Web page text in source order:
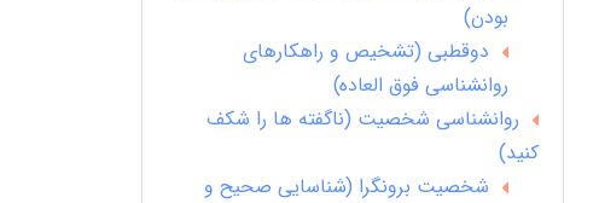
بودن)
دوقطبی (تشخیص و راهکارهای
روانشناسی فوق العاده)
روانشناسی شخصیت (ناگفته ها را شکف
کنید)
شخصیت برونگرا (شناسایی صحیح و